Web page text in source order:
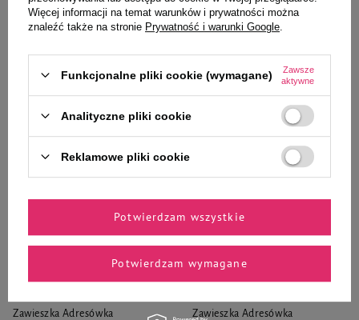
47,59 zł
- +
Do koszyka
129,90 zł
- +
Do koszyka
Zaufane i polecane przez
naszych ekspertów
Zawieszka Adresówka
Zawieszka Adresówka
Więcej informacji na temat warunków i prywatności można
znaleźć także na stronie Prywatność i warunki Google
Funkcjonalne pliki cookie (wymagane)
Zawsze
aktywne
Analityczne pliki cookie
Reklamowe pliki cookie
Potwierdzam wymagane
Potwierdzam wszystkie